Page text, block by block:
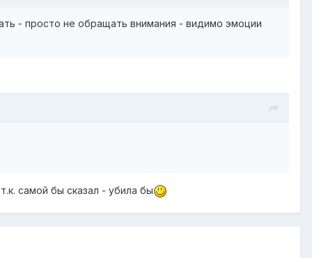
- просто не обращать внимания - видимо эмоции
самой бы сказал - убила бы